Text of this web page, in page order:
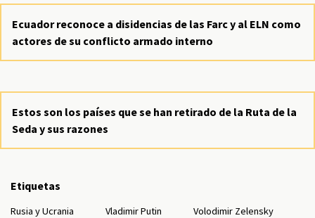
Ecuador reconoce a disidencias de las Farc y al ELN como
actores de su conflicto armado interno
Estos son los países que se han retirado de la Ruta de la
Seda y sus razones
Etiquetas
Rusia y Ucrania Vladimir Putin
Volodimir Zelensky